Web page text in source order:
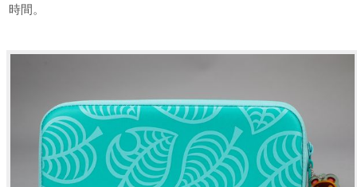
時間。